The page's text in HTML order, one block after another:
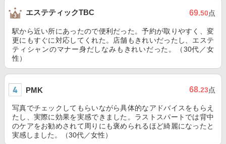
エステティックTBC 69.50点
駅から近い所にあったので便利だった。予約が取りやすく、変
更にもすぐに対応してくれた。店舗もきれいだったし、エステ
ティシャンのマナー身だしなみもきれいだった。（30代／女
性）
PMK 68.23点
写真でチェックしてもらいながら具体的なアドバイスをもらえ
たし、実際に効果を実感できました。ラストスパートでは背中
のケアをお勧めされて周りにも褒められるほど綺麗になったと
実感しました。（30代／女性）